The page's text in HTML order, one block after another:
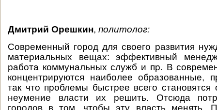
Дмитрий Орешкин, политолог:
Современный город для своего развития
материальных вещах: эффективный
работа коммунальных служб и пр. В
концентрируются наиболее образованные,
так что проблемы быстрее всего
неумение власти их решить. Отсюда
городов в том, чтобы эту власть менять.